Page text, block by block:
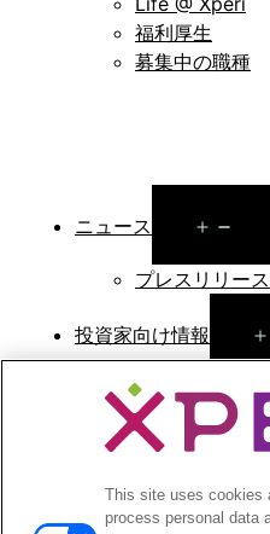
福利厚生
募集中の職種
ニュース
プレスリリース
投資家向け情報
アナリストに
投資家向けの
企業ガバナンス
株式情報
This site uses cookies
process personal data